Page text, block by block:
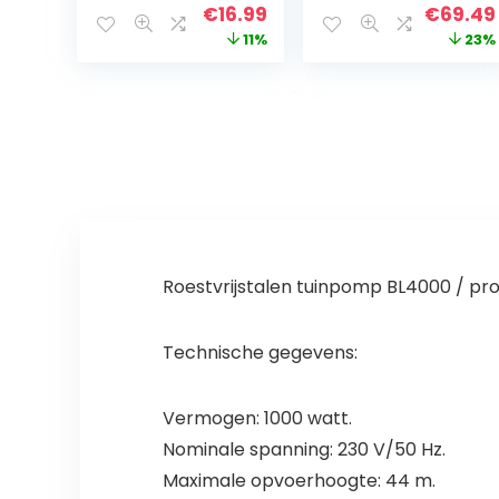
drijvende
Original
price
€16.99 Current
price
11%
debiet
Original
price
€69.49
23%
Roestvrijstalen tuinpomp BL4000 /
Technische gegevens:
Vermogen: 1000 watt.
Nominale spanning: 230 V/50 Hz.
Maximale opvoerhoogte: 44 m.